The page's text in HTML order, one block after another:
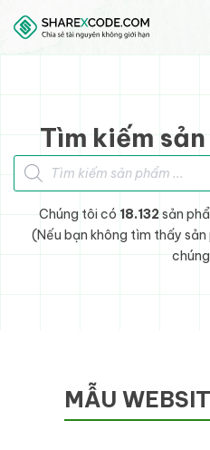
Skip to main content
Skip to footer
Tìm kiếm
Tìm kiếm sản phẩm
Chúng tôi có 18.132sản
(Nếu bạn không tìm thấy
MẪU